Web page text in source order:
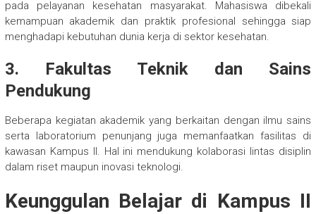
pada pelayanan kesehatan masyarakat. Mahasiswa dibekali
kemampuan akademik dan praktik profesional sehingga siap
menghadapi kebutuhan dunia kerja di sektor kesehatan.
3. Fakultas Teknik dan Sains
Pendukung
Beberapa kegiatan akademik yang berkaitan dengan ilmu sains
serta laboratorium penunjang juga memanfaatkan fasilitas di
kawasan Kampus II. Hal ini mendukung kolaborasi lintas disiplin
dalam riset maupun inovasi teknologi.
Keunggulan Belajar di Kampus II